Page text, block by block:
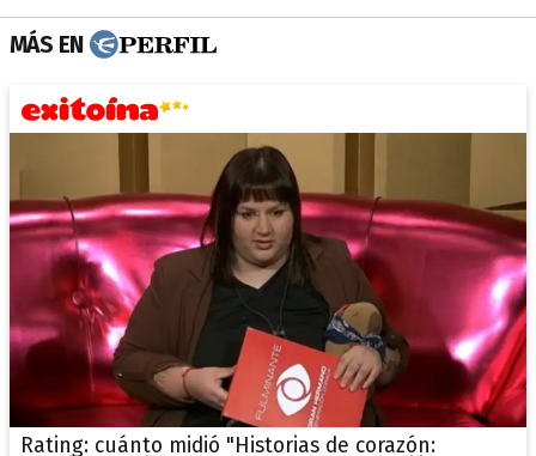
MÁS EN
Rating: cuánto midió "Historias de corazón: